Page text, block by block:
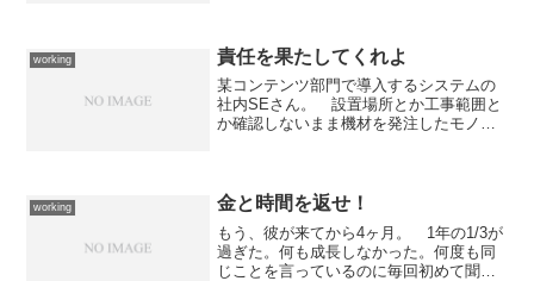
ってしまっているのですよ...
working 責任を果たしてくれよ
某コンテンツ部門で導入するシステムの
社内SEさん。 設置場所とか工事範囲と
か確認しないまま機材を発注したモノだ
台、KVM1台、TA...
working 金と時間を返せ！
もう、彼が来てから4ヶ月。 1年の1/3が
過ぎた。何も成長しなかった。何度も同
じことを言っているのに毎回初めて聞く